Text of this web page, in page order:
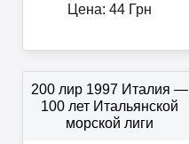
Цена: 44Грн
200 лир 1997 Италия —
100 лет Итальянской
морской лиги